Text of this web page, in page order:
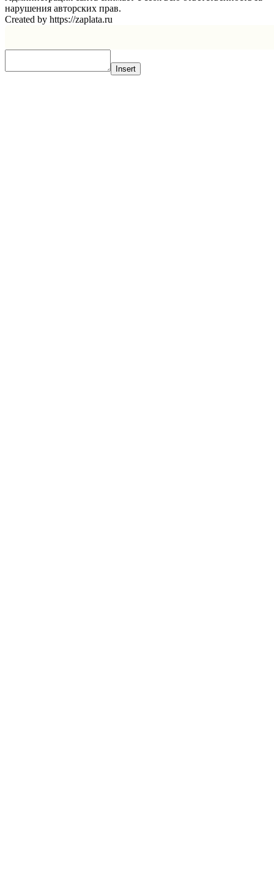
нарушения авторских прав.
Created by https://zaplata.ru
Insert